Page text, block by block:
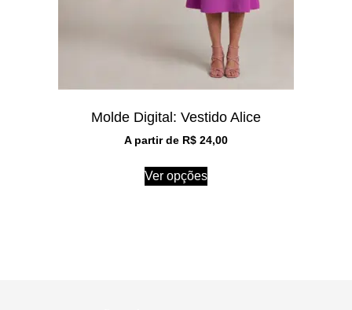
Molde Digital: Vestido Alice
A partir de R$ 24,00
Ver opções